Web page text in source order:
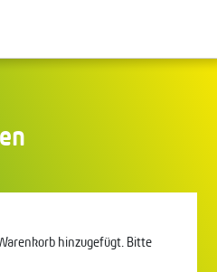
hinzugefügt. Bitte